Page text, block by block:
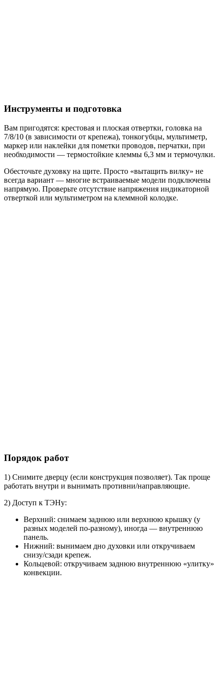
Инструменты и подготовка
Вам пригодятся: крестовая и плоская отвертки, головка на
7/8/10 (в зависимости от крепежа), тонкогубцы, мультиметр,
маркер или наклейки для пометки проводов, перчатки, при
необходимости — термостойкие клеммы 6,3 мм и термочулки.
Обесточьте духовку на щите. Просто «вытащить вилку» не
всегда вариант — многие встраиваемые модели подключены
напрямую. Проверьте отсутствие напряжения индикаторной
отверткой или мультиметром на клеммной колодке.
Порядок работ
1) Снимите дверцу (если конструкция позволяет). Так проще
работать внутри и вынимать противни/направляющие.
2) Доступ к ТЭНу:
Верхний: снимаем заднюю или верхнюю крышку (у
разных моделей по-разному), иногда — внутреннюю
панель.
Нижний: вынимаем дно духовки или откручиваем
снизу/сзади крепеж.
Кольцевой: откручиваем заднюю внутреннюю «улитку»
конвекции.